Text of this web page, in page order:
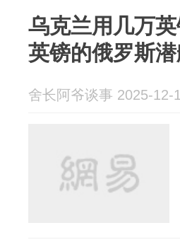
乌克兰用几万
英镑的俄罗斯
舍长阿爷谈事 2025-12-